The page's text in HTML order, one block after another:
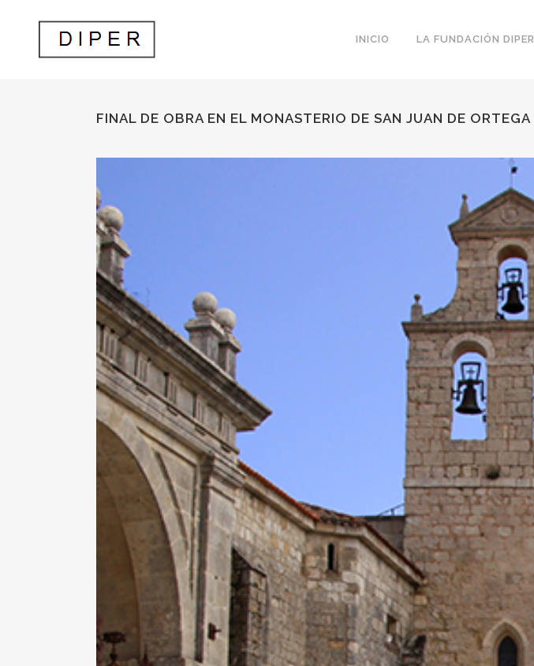
INICIO LA FUNDACIÓN DIPER
FINAL DE OBRA EN EL MONASTERIO DE SAN JUAN DE ORTEGA